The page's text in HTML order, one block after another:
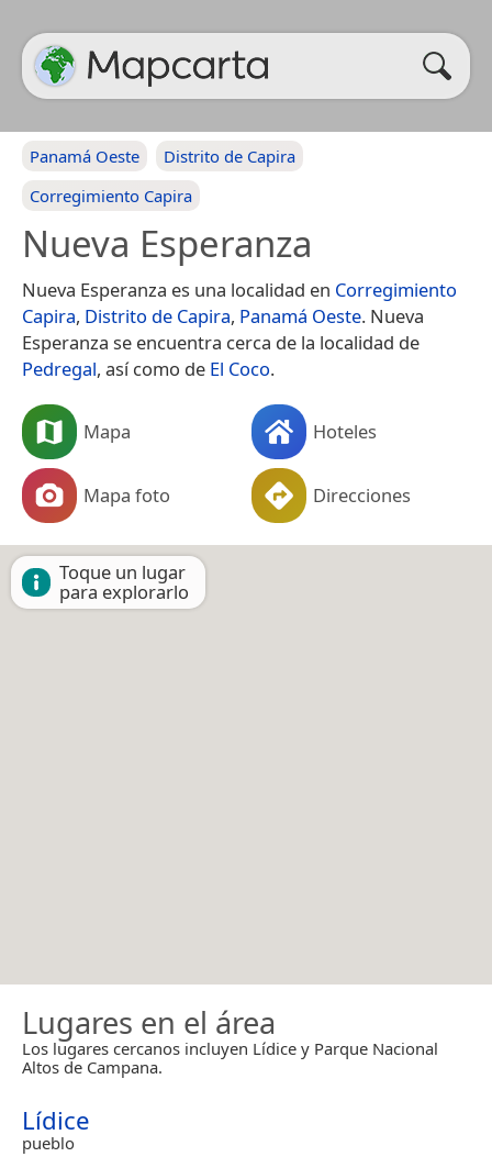
Panamá Oeste
Distrito de Capira
Corregimiento Capira
Nueva Esperanza
Nueva Esperanza es una localidad en Corregimiento
Capira, Distrito de Capira, Panamá Oeste. Nueva
Esperanza se encuentra cerca de la localidad de
Pedregal, así como de El Coco.
Mapa Hoteles
Mapa foto Direcciones
Toque un lugar
para explorarlo
Lugares en el área
Los lugares cercanos incluyen Lídice y Parque Nacional
Altos de Campana.
Lídice
pueblo